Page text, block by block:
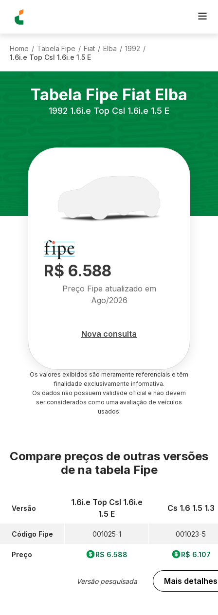
Home / Tabela Fipe / Fiat / Elba / 1992 /
1.6i.e Top Csl 1.6i.e 1.5 E
Tabela Fipe Fiat Elba
1992 1.6i.e Top Csl 1.6i.e 1.5 E
R$ 6.588
Preço Fipe atualizado em
Ago/2026
Nova consulta
Os valores exibidos são meramente referenciais e têm
finalidade exclusivamente informativa.
Os dados não possuem validade oficial e não devem
ser considerados como uma avaliação de veículos
usados.
Compare preços de outras versões
de na tabela Fipe
Versão
Código Fipe
Preço
1.6i.e Top Csl 1.6i.e
1.5 E
001025-1
R$ 6.588
Versão pesquisada
Cs 1.6 1.5 1.3
001023-5
R$ 6.107
Mais detalhes